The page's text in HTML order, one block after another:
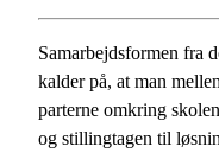
Samarbejdsformen fra
kalder på, at man
parterne omkring
og stillingtagen til